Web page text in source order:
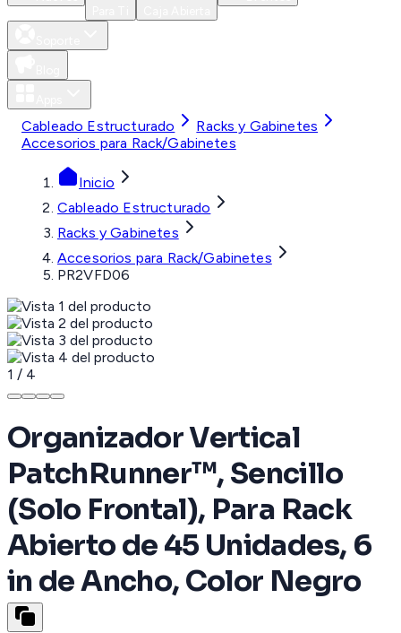
Cableado Estructurado
Racks y Gabinetes
Accesorios para Rack/Gabinetes
Inicio
Cableado Estructurado
Racks y Gabinetes
Accesorios para Rack/Gabinetes
PR2VFD06
1 / 4
Organizador Vertical
PatchRunner™, Sencillo
(Solo Frontal), Para Rack
Abierto de 45 Unidades, 6
in de Ancho, Color Negro